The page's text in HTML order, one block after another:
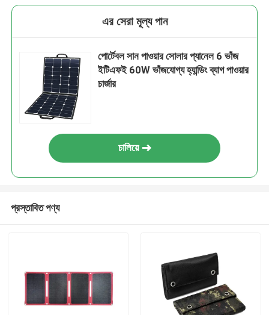
এর সেরা মূল্য পান
পোর্টেবল সান পাওয়ার সোলার প্যানেল 6 ভাঁজ
ইটিএফই 60W ভাঁজযোগ্য হ্যান্ডিং ব্যাগ পাওয়ার
চার্জার
চালিয়ে
প্রস্তাবিত পণ্য